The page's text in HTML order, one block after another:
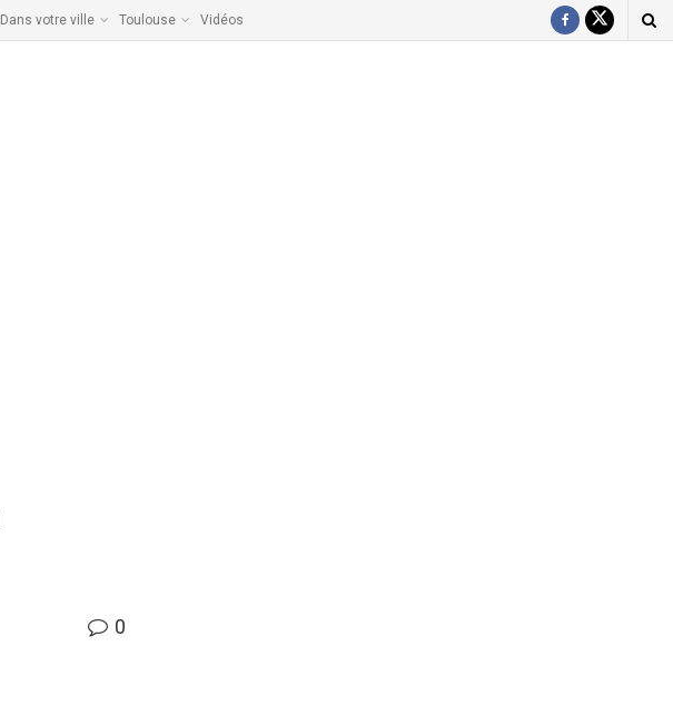
Dans votre ville Toulouse Vidéos
0